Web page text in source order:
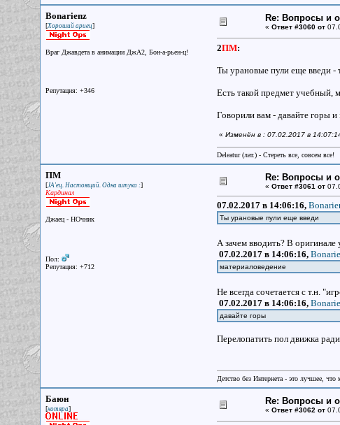
Bonarienz
[Хороший ариец]
Враг Джавдета в анимации ДжА2, Бон-а-рьен-ц!
Репутация: +346
Re: Вопросы и
« Ответ #3060 от
2ПМ:
Ты урановые пули еще введи -
Есть такой предмет учебный,
Говорили вам - давайте горы
« Изменён в : 07.02.2017 в
Deleatur (лат.) - Стереть все, совсем все!
ПМ
[JA'ец. Настоящий. Одна штука :]
Кардинал
Джаец - НОчник
Пол:
Репутация: +712
Re: Вопросы и
« Ответ #3061 от
07.02.2017 в 14:06:16,
Ты урановые пули еще введи
А зачем вводить? В
07.02.2017 в 14:06:16,
материаловедение
Не всегда сочетается с т.н.
07.02.2017 в 14:06:16,
давайте горы
Перелопатить пол движка
Детство без Интернета - это лучшее, что
Баюн
[котяра]
Re: Вопросы и
« Ответ #3062 от